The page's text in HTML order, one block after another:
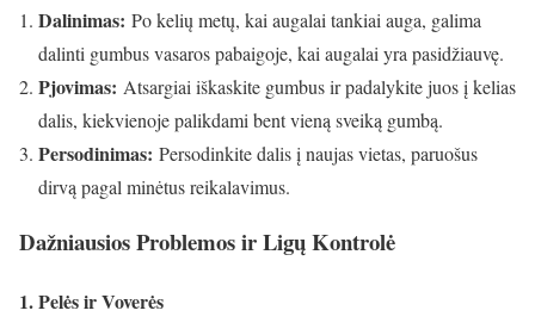
Dalinimas: Po kelių metų, kai augalai tankiai auga, galima
dalinti gumbus vasaros pabaigoje, kai augalai yra pasidžiauvę.
Pjovimas: Atsargiai iškaskite gumbus ir padalykite juos į kelias
dalis, kiekvienoje palikdami bent vieną sveiką gumbą.
Persodinimas: Persodinkite dalis į naujas vietas, paruošus
dirvą pagal minėtus reikalavimus.
Dažniausios Problemos ir Ligų Kontrolė
1. Pelės ir Voverės